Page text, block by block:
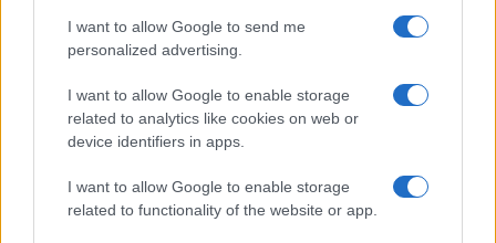
I want to allow Google to send me
personalized advertising.
I want to allow Google to enable storage
related to analytics like cookies on web or
device identifiers in apps.
I want to allow Google to enable storage
related to functionality of the website or app.
Salmo finisce in ospedale a Catania, ma il tour
va avanti: “Sicilia, ci sono”